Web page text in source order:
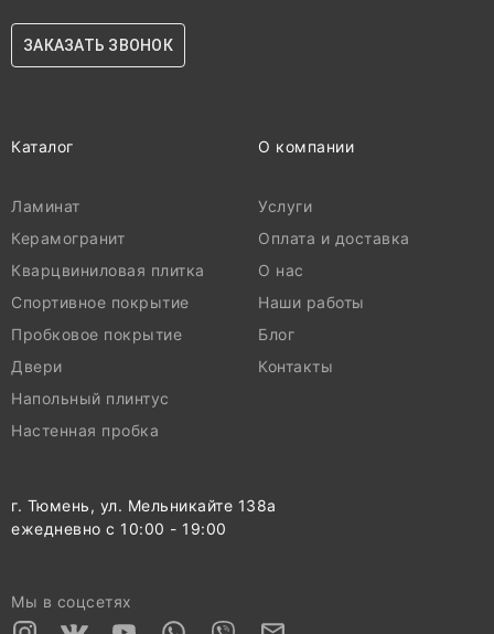
ЗАКАЗАТЬ ЗВОНОК
Каталог
Ламинат
Керамогранит
Кварцвиниловая плитка
Спортивное покрытие
Пробковое покрытие
Двери
Напольный плинтус
Настенная пробка
О компании
Услуги
Оплата и доставка
О нас
Наши работы
Блог
Контакты
г. Тюмень, ул. Мельникайте 138а
ежедневно с 10:00 - 19:00
Мы в соцсетях